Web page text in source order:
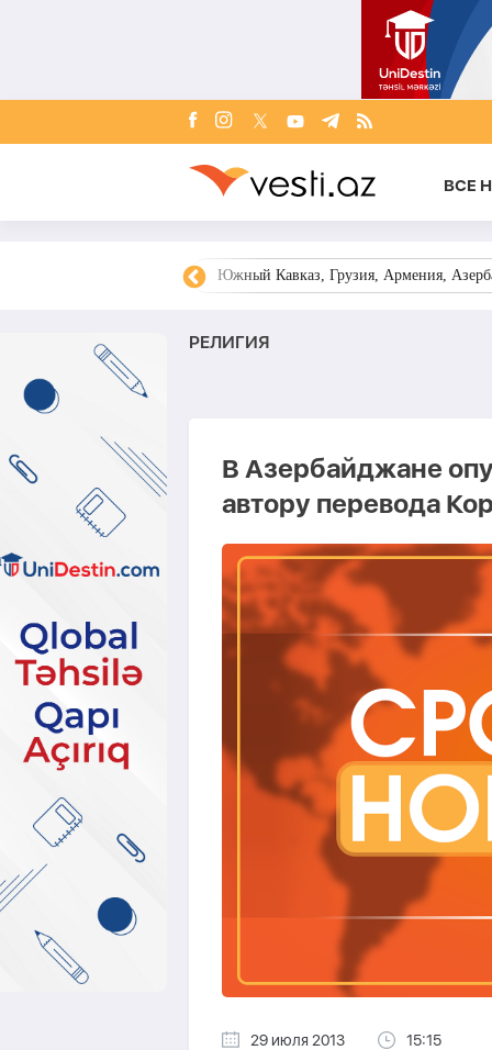
ВСЕ
Южный Кавказ, Грузия, Армения,
РЕЛИГИЯ
В Азербайджане
автору перевода
29 июля 2013 15:15